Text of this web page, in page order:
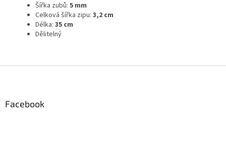
Šířka zubů: 5 mm
Celková šířka zipu: 3,2 cm
Délka: 35 cm
Dělitelný
Facebook